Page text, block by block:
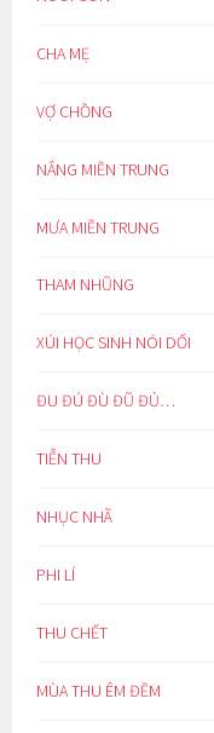
CHA MẸ
VỢ CHỒNG
NẮNG MIỀN TRUNG
MƯA MIỀN TRUNG
THAM NHŨNG
XÚI HỌC SINH NÓI DỐI
ĐU ĐÚ ĐÙ ĐŨ ĐỦ…
TIỄN THU
NHỤC NHÃ
PHI LÍ
THU CHẾT
MÙA THU ÊM ĐỀM